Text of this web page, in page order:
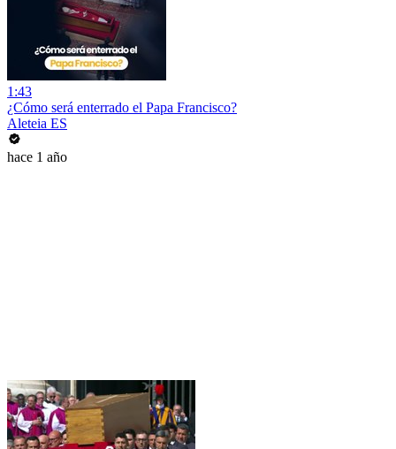
1:43
¿Cómo será enterrado el Papa Francisco?
Aleteia ES
hace 1 año